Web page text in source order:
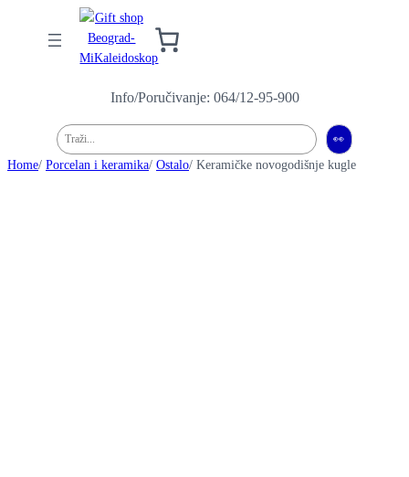
Info/Poručivanje: 064/12-95-900
Pretraga 👀
Home/ Porcelan i keramika/ Ostalo/ Keramičke novogodišnje kugle